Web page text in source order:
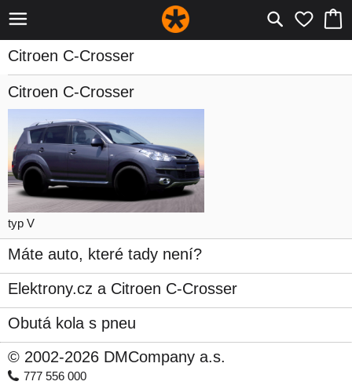
Citroen C-Crosser
Citroen C-Crosser
typ V
Máte auto, které tady není?
Elektrony.cz a Citroen C-Crosser
Obutá kola s pneu
© 2002-2026 DMCompany a.s.
777 556 000